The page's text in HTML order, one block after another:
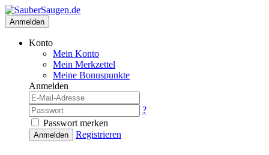
Anmelden
Konto
Mein Konto
Mein Merkzettel
Meine Bonuspunkte
Anmelden
?
Passwort merken
Anmelden Registrieren